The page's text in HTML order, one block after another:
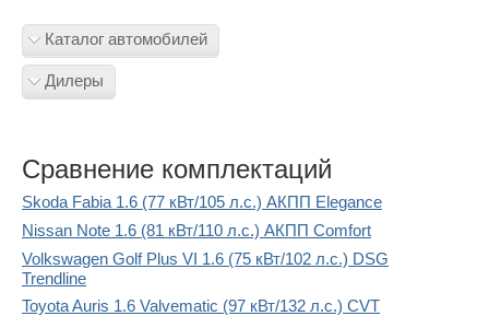
Каталог автомобилей
Дилеры
Сравнение комплектаций
Skoda Fabia 1.6 (77 кВт/105 л.с.) АКПП Elegance
Nissan Note 1.6 (81 кВт/110 л.с.) АКПП Comfort
Volkswagen Golf Plus VI 1.6 (75 кВт/102 л.с.) DSG
Trendline
Toyota Auris 1.6 Valvematic (97 кВт/132 л.с.) CVT